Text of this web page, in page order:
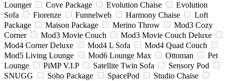
Lounger
Cove Package Evolution Chaise
Evolution
Sofa
Fiorenze Funnelweb Harmony Chaise
Loft
Package
Maison Package Merino Throw
Mod3 Cozy
Corner
Mod3 Movie Couch
Mod3 Movie Couch Deluxe
Mod4 Corner Deluxe
Mod4 L Sofa
Mod4 Quad Couch
Mod5 Living Lounge
Mod6 Lounge Max Ottoman
Pet
Lounge
PiMP V.I.P Satellite Twin Sofa
Sensory Pod
SNUGG
Soho Package SpacePod
Studio Chaise